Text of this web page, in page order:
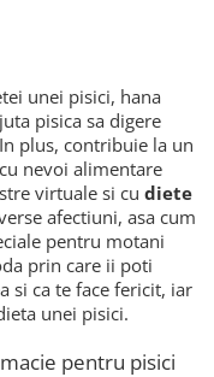
unei pisici, hana
pisica sa digere
plus, contribuie la un
nevoi alimentare
virtuale si cu diete
afectiuni, asa cum
pentru motani
prin care ii poti
si ca te face fericit, iar
unei pisici.
pentru pisici